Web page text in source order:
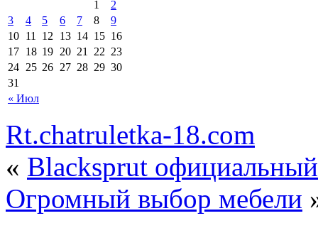
« Июл
1
2
3
4 5 6 7 8
9
10 11 12 13 14 15 16
17 18 19 20 21 22 23
24 25 26 27 28 29 30
31
Rt.chatruletka-18.com
« Blacksprut
Огромный выбор мебели